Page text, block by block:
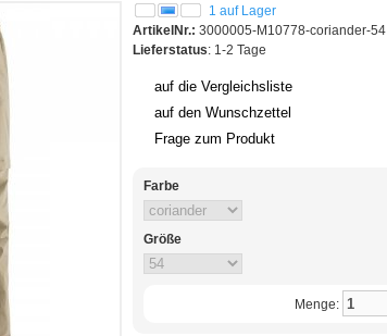
1 auf Lager
ArtikelNr.: 3000005-M10778-coriander-54
Lieferstatus: 1-2 Tage
auf die Vergleichsliste
auf den Wunschzettel
Frage zum Produkt
Farbe
Größe
Menge: